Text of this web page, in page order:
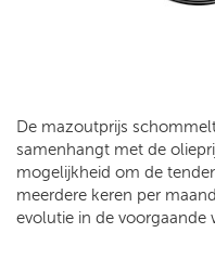
De mazoutprijs
samenhangt met de
mogelijkheid om de
meerdere keren per
evolutie in de voorgaande